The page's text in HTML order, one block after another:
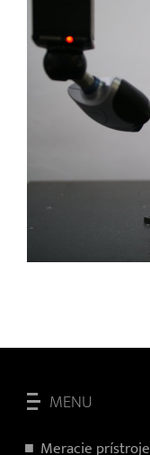
MENU
Meracie prístroje